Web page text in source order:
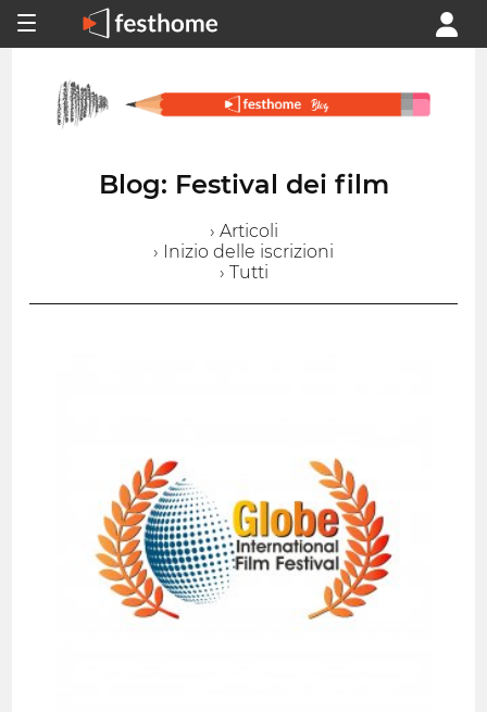
Blog: Festival dei film
› Articoli
› Inizio delle iscrizioni
› Tutti